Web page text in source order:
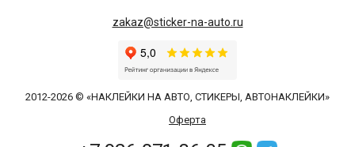
zakaz@sticker-na-auto.ru
2012-2026 © «НАКЛЕЙКИ НА АВТО, СТИКЕРЫ, АВТОНАКЛЕЙКИ»
Оферта